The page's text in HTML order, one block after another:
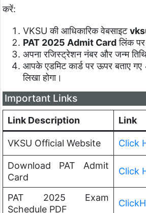
करें:
VKSU की आधिकारिक वेबसाइट
PAT 2025 Admit Cardलिंक
अपना रजिस्ट्रेशन नंबर और जन्म
आपके एडमिट कार्ड पर ऊपर बताए
लिखा होगा।
Important Links
Link Description Link
VKSU Official Website Click
Download PAT Admit
Card
Click
PAT 2025 Exam
Schedule PDF